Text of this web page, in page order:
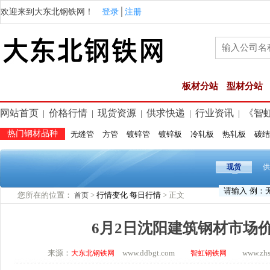
欢迎来到大东北钢铁网！ 登录 注册
板材分站 型材分站
网站首页 价格行情 现货资源 供求快递 行业资讯 《智
热门钢材品种 无缝管 方管 镀锌管 镀锌板 冷轧板 热轧板 碳
现货
您所在的位置： 首页 > 行情变化 每日行情 > 正文
6月2日沈阳建筑钢材市场
来源： 大东北钢铁网 www.ddbgt.com 智虹钢铁网